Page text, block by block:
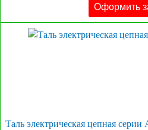
Оформить
Таль электрическая цепная